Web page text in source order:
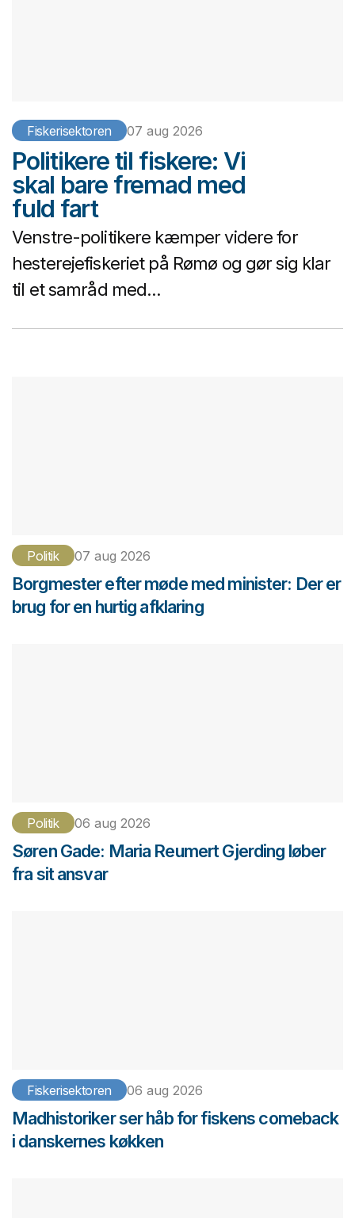
Fiskerisektoren 07 aug 2026
Politikere til fiskere: Vi
skal bare fremad med
fuld fart
Venstre-politikere kæmper videre for
hesterejefiskeriet på Rømø og gør sig klar
til et samråd med...
Politik 07 aug 2026
Borgmester efter møde med minister: Der er
brug for en hurtig afklaring
Politik 06 aug 2026
Søren Gade: Maria Reumert Gjerding løber
fra sit ansvar
Fiskerisektoren 06 aug 2026
Madhistoriker ser håb for fiskens comeback
i danskernes køkken